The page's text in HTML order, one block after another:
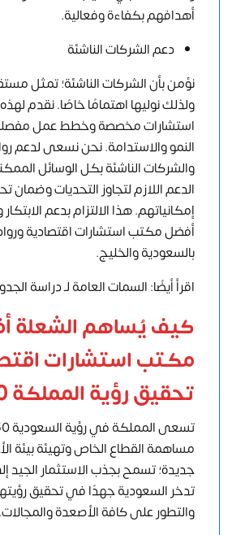
أهدافهم بكفاءة وفعالية.
دعم الشركات الناشئة
نؤمن بأن الشركات الناشئة؛ تمثل
ولذلك نوليها اهتمامًا خاصًا. نقدم
استشارات مخصصة وخطط عمل
النمو والاستدامة. نحن نسعى لدعم
والشركات الناشئة بكل الوسائل
الدعم اللازم لتجاوز التحديات
إمكانياتهم. هذا الالتزام بدعم الابتكار
أفضل مكتب استشارات اقتصادية
بالسعودية والخليج.
اقرأ أيضًا: السمات العامة لـ دراسة
كيف يُساهم الشعلة
مكتب استشارات
تحقيق رؤية المملكة 2030؟
مساهمة القطاع الخاص وتهيئة بيئة
جديدة؛ تسمح بجذب الاستثمار الجيد
تدخر السعودية جهدًا في تحقيق رؤيتها
والتطور على كافة الأصعدة والمجالات.